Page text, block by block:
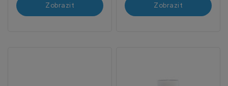
Zobrazit Zobrazit